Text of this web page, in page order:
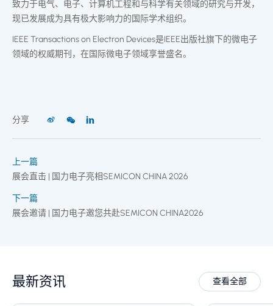
致力于电气、电子、计算机工程和与科学有关领域的研究与开发，
现已发展成为具有极大影响力的国际学术组织。
IEEE Transactions on Electron Devices是IEEE出版社旗下的微电子
领域的权威期刊，在国际微电子领域享誉盛名。
分享
上一篇
展会直击 | 国力电子亮相SEMICON CHINA 2026
下一篇
展会邀请 | 国力电子邀您共赴SEMICON CHINA2026
最新资讯 查看全部